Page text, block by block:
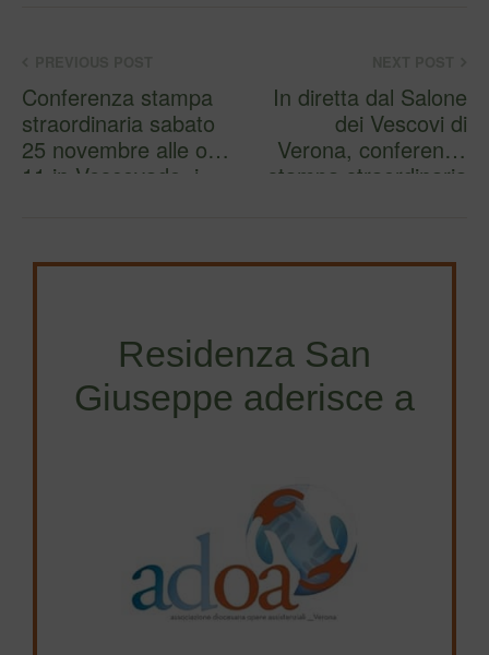
Conferenza stampa
straordinaria sabato
25 novembre alle ore
11 in Vescovado, i…
In diretta dal Salone
dei Vescovi di
Verona, conferenza
stampa straordinaria
Residenza San
Giuseppe aderisce a